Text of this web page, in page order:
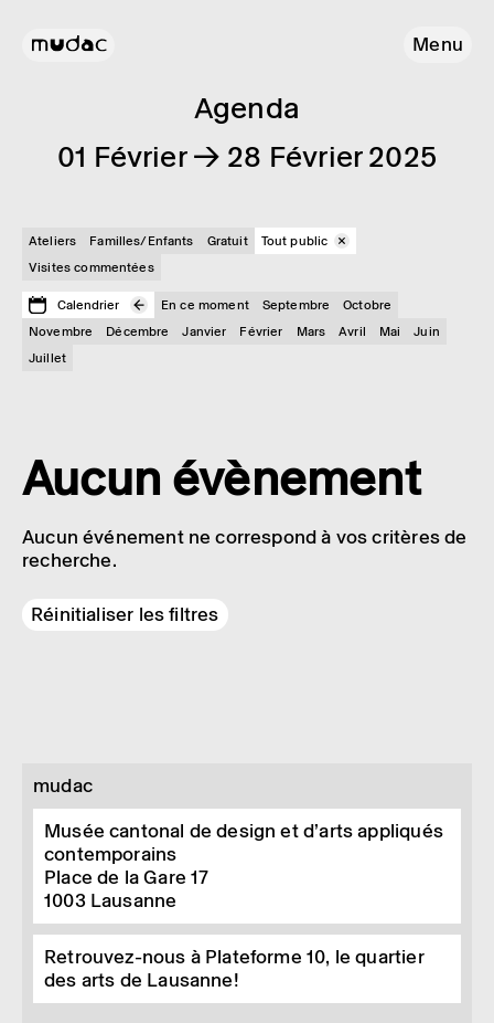
Menu
Agenda
01 Février → 28 Février 2025
Ateliers Familles/Enfants Gratuit
Tout public
Visites commentées
Calendrier En ce moment Septembre
Octobre
Novembre
Décembre Janvier Février Mars Avril Mai
Juin
Juillet
Aucun évènement
Aucun événement ne correspond à vos critères de
recherche.
Réinitialiser les filtres
mudac
Musée cantonal de design et d’arts appliqués
contemporains
Place de la Gare 17
1003 Lausanne
Retrouvez-nous à Plateforme 10, le quartier
des arts de Lausanne!